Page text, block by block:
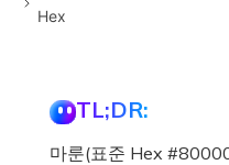
Hex
TL;DR:
마룬(표준 Hex